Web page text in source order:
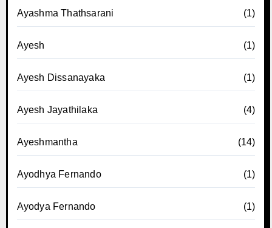
Ayashma Thathsarani (1)
Ayesh (1)
Ayesh Dissanayaka (1)
Ayesh Jayathilaka (4)
Ayeshmantha (14)
Ayodhya Fernando (1)
Ayodya Fernando (1)